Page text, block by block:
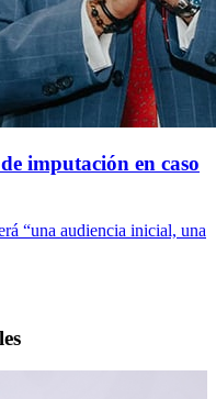
imputación en caso
“una audiencia inicial, una